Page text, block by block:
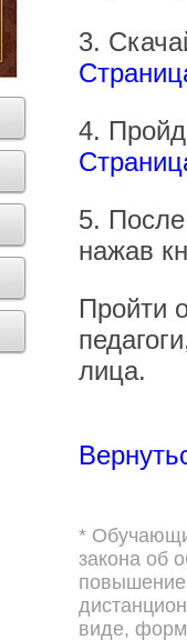
3.
4.
5.
нажав
Пройти
лица.
*
закона об
виде,